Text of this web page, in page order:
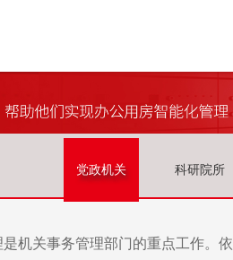
党政机关 科研院所
机关事务管理部门的重点工作。